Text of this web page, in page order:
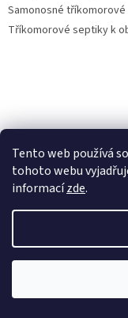
Tento web používá
tohoto webu
informacízde.
Samonosné
Tříkomorové septiky k
Kontakty
Posouzení nároku na
O nás
Ochrana osobních údajů
Online